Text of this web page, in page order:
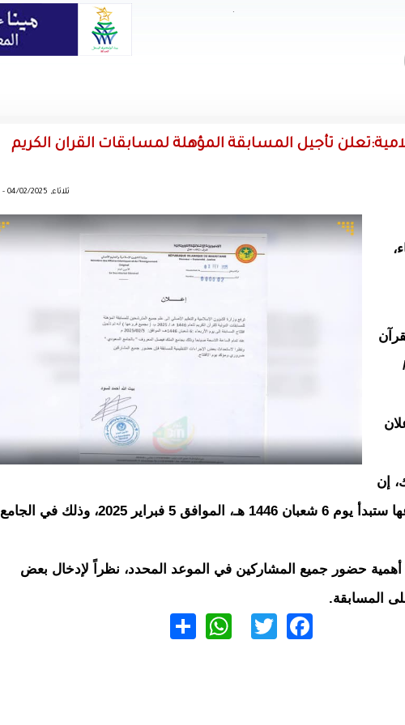
.
تأجيل المسابقة المؤهلة لمسابقات القران الكريم
ثلاثاء, 04/02/2025 - 13:15
/
إن
المسابقة بجميع فروعها ستبدأ يوم 6 شعبان 1446 هـ، الموافق 5 فبراير 2025، وذلك في الجامع
حضور جميع المشاركين في الموعد المحدد، نظراً لإدخال بعض
المسابقة.
Facebook
Twitter
WhatsApp